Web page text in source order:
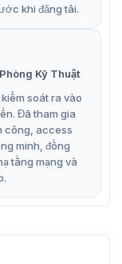
báo động
và xe)), báo
khi đăng tải.
Kỹ Thuật
soát ra vào
Đã tham gia
công, access
minh, đồng
tầng mạng và